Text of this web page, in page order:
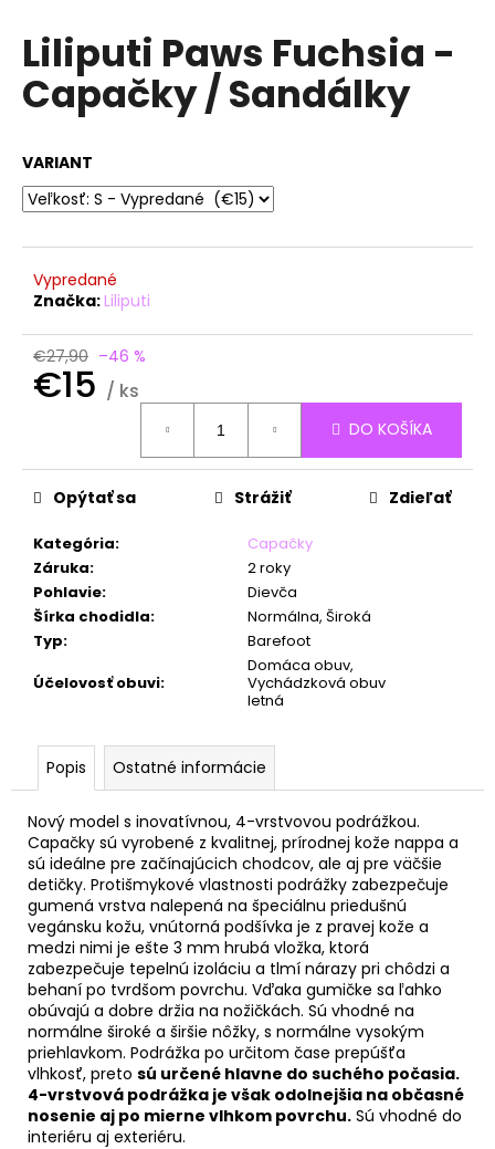
Liliputi Paws Fuchsia -
Capačky / Sandálky
VARIANT
Vypredané
Značka:Liliputi
€27,90 –46 %
€15 / ks
DO KOŠÍKA
Kategória:
Capačky
Záruka:
2 roky
Pohlavie:
Dievča
Šírka chodidla:
Normálna, Široká
Typ:
Barefoot
Účelovosť obuvi:
Domáca obuv,
Vychádzková obuv
letná
Opýtať sa Strážiť Zdieľať
Popis Ostatné informácie
Nový model s inovatívnou, 4-vrstvovou podrážkou.
Capačky sú vyrobené z kvalitnej, prírodnej kože nappa a
sú ideálne pre začínajúcich chodcov, ale aj pre väčšie
detičky. Protišmykové vlastnosti podrážky zabezpečuje
gumená vrstva nalepená na špeciálnu priedušnú
vegánsku kožu, vnútorná podšívka je z pravej kože a
medzi nimi je ešte 3 mm hrubá vložka, ktorá
zabezpečuje tepelnú izoláciu a tlmí nárazy pri chôdzi a
behaní po tvrdšom povrchu. Vďaka gumičke sa ľahko
obúvajú a dobre držia na nožičkách. Sú vhodné na
normálne široké a širšie nôžky, s normálne vysokým
priehlavkom. Podrážka po určitom čase prepúšťa
vlhkosť, preto sú určené hlavne do suchého počasia.
4-vrstvová podrážka je však odolnejšia na občasné
nosenie aj po mierne vlhkom povrchu. Sú vhodné do
interiéru aj exteriéru.
j
s
ť
O
d
ú
č
m
e